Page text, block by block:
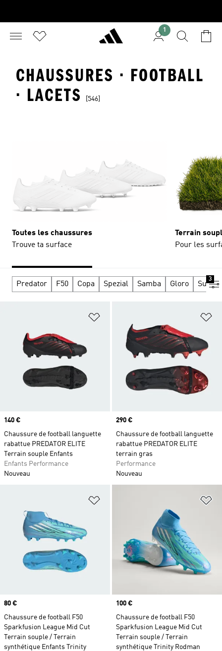
1
CHAUSSURES · FOOTBALL
· LACETS
[546]
Toutes les chaussures
Trouve ta surface
Terrain
Pour les
Predator F50 Copa Spezial Samba Gloro
3
Ajouter à la Liste de produits
Prix
140 €
Chaussure de football languette
rabattue PREDATOR ELITE
Terrain souple Enfants
Enfants Performance
Nouveau
Prix
290 €
Chaussure de football languette
rabattue PREDATOR ELITE
terrain gras
Performance
Nouveau
Ajouter à la Liste de produits
Prix
80 €
Chaussure de football F50
Sparkfusion League Mid Cut
Terrain souple / Terrain
synthétique Enfants Trinity
Prix
100 €
Chaussure de football F50
Sparkfusion League Mid Cut
Terrain souple / Terrain
synthétique Trinity Rodman